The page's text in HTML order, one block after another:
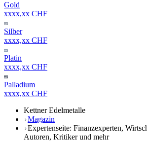
Gold
xxxx,xx CHF
Silber
xxxx,xx CHF
Platin
xxxx,xx CHF
Palladium
xxxx,xx CHF
Kettner Edelmetalle
Magazin
Expertenseite: Finanzexperten,
Autoren, Kritiker und mehr